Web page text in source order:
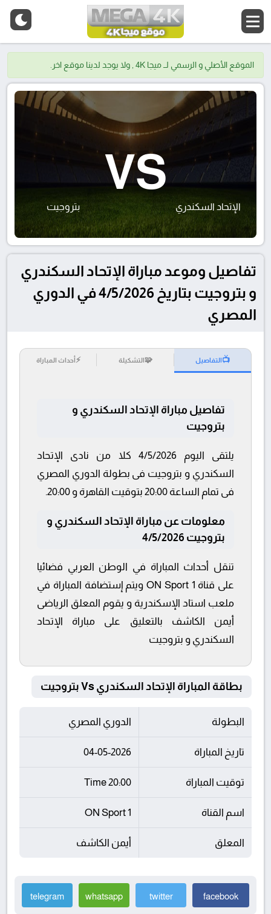
الموقع الأصلي و الرسمي لــ ميجا 4K , ولا يوجد لدينا موقع اخر.
الإتحاد السكندري
VS
بتروجيت
تفاصيل وموعد مباراة الإتحاد السكندري
و بتروجيت بتاريخ 4/5/2026 في الدوري
المصري
📺التفاصيل 🧩التشكيلة ⚡أحداث المباراة
تفاصيل مباراة الإتحاد السكندري و
بتروجيت
يلتقى اليوم 4/5/2026 كلا من نادى الإتحاد
السكندري و بتروجيت فى بطولة الدوري المصري
فى تمام الساعة 20:00 بتوقيت القاهرة و 20:00.
معلومات عن مباراة الإتحاد السكندري و
بتروجيت 4/5/2026
تنقل أحداث المباراة في الوطن العربي فضائيا
على قناة ON Sport 1 ويتم إستضافة المباراة في
ملعب استاد الإسكندرية و يقوم المعلق الرياضى
أيمن الكاشف بالتعليق على مباراة الإتحاد
السكندري و بتروجيت
بطاقة المباراة الإتحاد السكندري Vs بتروجيت
البطولة الدوري المصري
تاريخ المباراة 04-05-2026
توقيت المباراة 20:00 Time
اسم القناة ON Sport 1
المعلق أيمن الكاشف
facebook
twitter
whatsapp
telegram